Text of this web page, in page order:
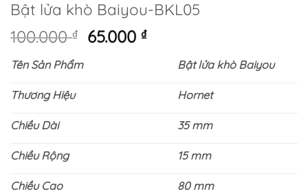
Bật lửa khò Baiyou-BKL05
100.000₫
Giá
65.000₫Giá
65.000 ₫.
Tên Sản Phẩm Bật lửa khò Baiyou
Thương Hiệu Hornet
Chiều Dài 35 mm
Chiều Rộng 15 mm
Chiều Cao 80 mm